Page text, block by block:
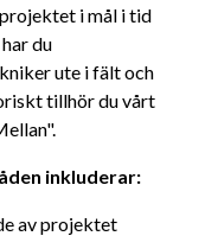
i mål i tid
du
ute i fält och
tillhör du vårt
inkluderar:
av projektet